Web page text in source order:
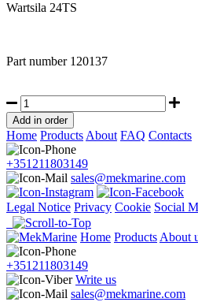
Wartsila 24TS
Part number 120137
Home ProductsAbout FAQ Contacts
+351211803149
sales@mekmarine.com
Legal Notice Privacy Cookie Social
Home ProductsAbout
+351211803149
Write us
sales@mekmarine.com